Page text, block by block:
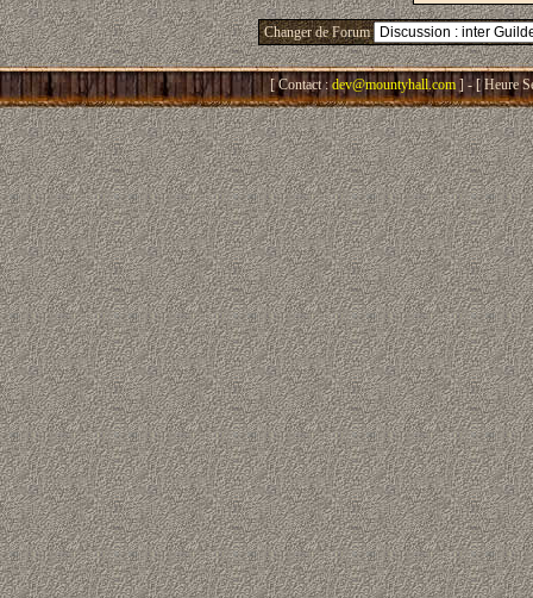
Changer de Forum
[ Contact : dev@mountyhall.com ] - [ Heure